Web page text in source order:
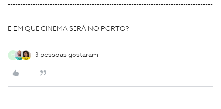
-----------------------------------------------------------------------------------
-----------------
E EM QUE CINEMA SERÁ NO PORTO?
M 3 pessoas gostaram